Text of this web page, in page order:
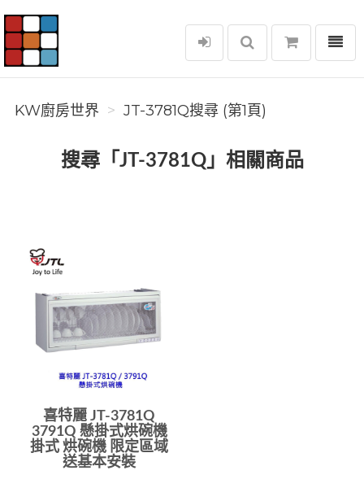
KW廚房世界
選單
KW廚房世界 JT-3781Q搜尋 (第1頁)
搜尋「JT-3781Q」相關商品
喜特麗 JT-3781Q
3791Q 懸掛式烘碗機
掛式 烘碗機 限定區域
送基本安裝